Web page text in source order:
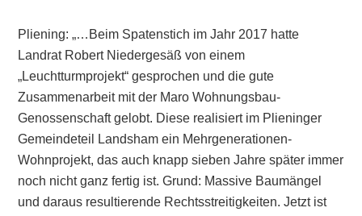
Pliening: „…Beim Spatenstich im Jahr 2017 hatte
Landrat Robert Niedergesäß von einem
„Leuchtturmprojekt“ gesprochen und die gute
Zusammenarbeit mit der Maro Wohnungsbau-
Genossenschaft gelobt. Diese realisiert im Plieninger
Gemeindeteil Landsham ein Mehrgenerationen-
Wohnprojekt, das auch knapp sieben Jahre später immer
noch nicht ganz fertig ist. Grund: Massive Baumängel
und daraus resultierende Rechtsstreitigkeiten. Jetzt ist